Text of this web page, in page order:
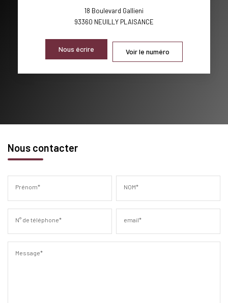
18 Boulevard Gallieni
93360 NEUILLY PLAISANCE
Nous écrire Voir le numéro
Nous contacter
Prénom* NOM*
N° de téléphone* email*
Message*